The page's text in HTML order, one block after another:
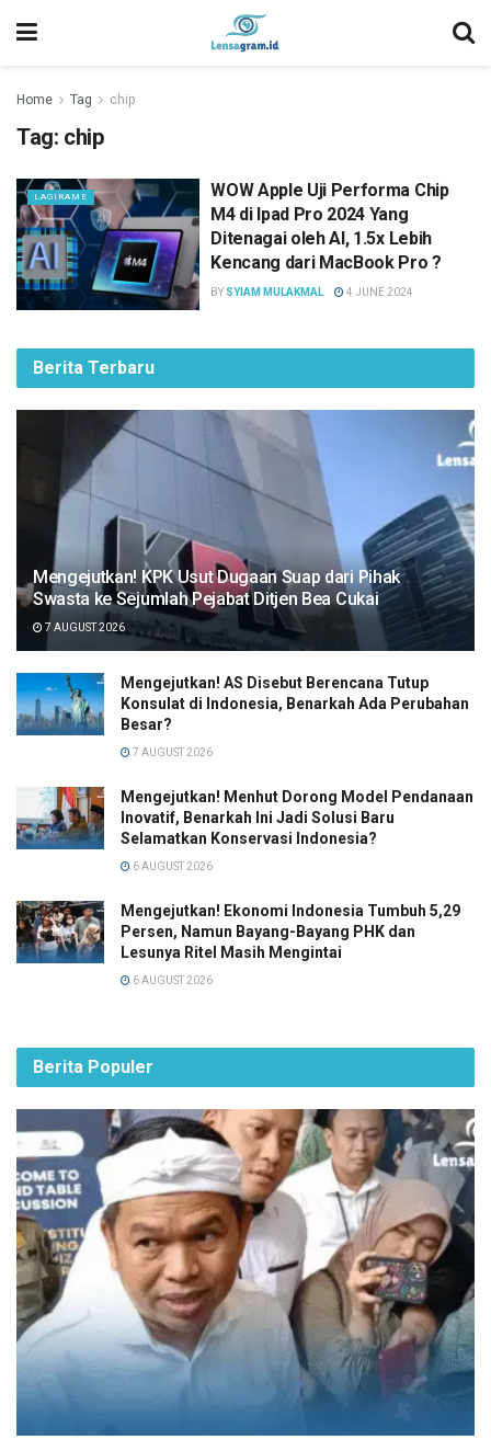
Home Tag chip
Tag: chip
LAGIRAME
WOW Apple Uji Performa Chip
M4 di Ipad Pro 2024 Yang
Ditenagai oleh AI, 1.5x Lebih
Kencang dari MacBook Pro ?
BY SYIAM MULAKMAL 4 JUNE 2024
Berita Terbaru
Mengejutkan! KPK Usut Dugaan Suap dari Pihak
Swasta ke Sejumlah Pejabat Ditjen Bea Cukai
7 AUGUST 2026
Mengejutkan! AS Disebut Berencana Tutup
Konsulat di Indonesia, Benarkah Ada Perubahan
Besar?
7 AUGUST 2026
Mengejutkan! Menhut Dorong Model Pendanaan
Inovatif, Benarkah Ini Jadi Solusi Baru
Selamatkan Konservasi Indonesia?
6 AUGUST 2026
Mengejutkan! Ekonomi Indonesia Tumbuh 5,29
Persen, Namun Bayang-Bayang PHK dan
Lesunya Ritel Masih Mengintai
6 AUGUST 2026
Berita Populer